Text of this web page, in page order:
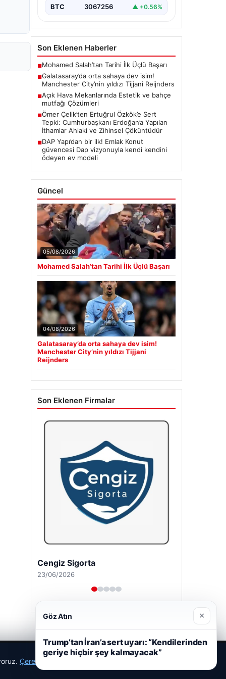
BTC 3067256 ▲ +0.56%
Son Eklenen Haberler
■Mohamed Salah’tan Tarihi İlk Üçlü Başarı
■Galatasaray’da orta sahaya dev isim!
Manchester City’nin yıldızı Tijjani Reijnders
■Açık Hava Mekanlarında Estetik ve bahçe
mutfağı Çözümleri
■Ömer Çelik’ten Ertuğrul Özkök’e Sert
Tepki: Cumhurbaşkanı Erdoğan’a Yapılan
İthamlar Ahlaki ve Zihinsel Çöküntüdür
■DAP Yapı’dan bir ilk! Emlak Konut
güvencesi Dap vizyonuyla kendi kendini
ödeyen ev modeli
Güncel
05/08/2026
Mohamed Salah’tan Tarihi İlk Üçlü Başarı
04/08/2026
Galatasaray’da orta sahaya dev isim!
Manchester City’nin yıldızı Tijjani
Reijnders
Son Eklenen Firmalar
Cengiz Sigorta
23/06/2026
Çerez Politikamız
Göz Atın ×
Trump’tan İran’a sert uyarı: “Kendilerinden
geriye hiçbir şey kalmayacak”